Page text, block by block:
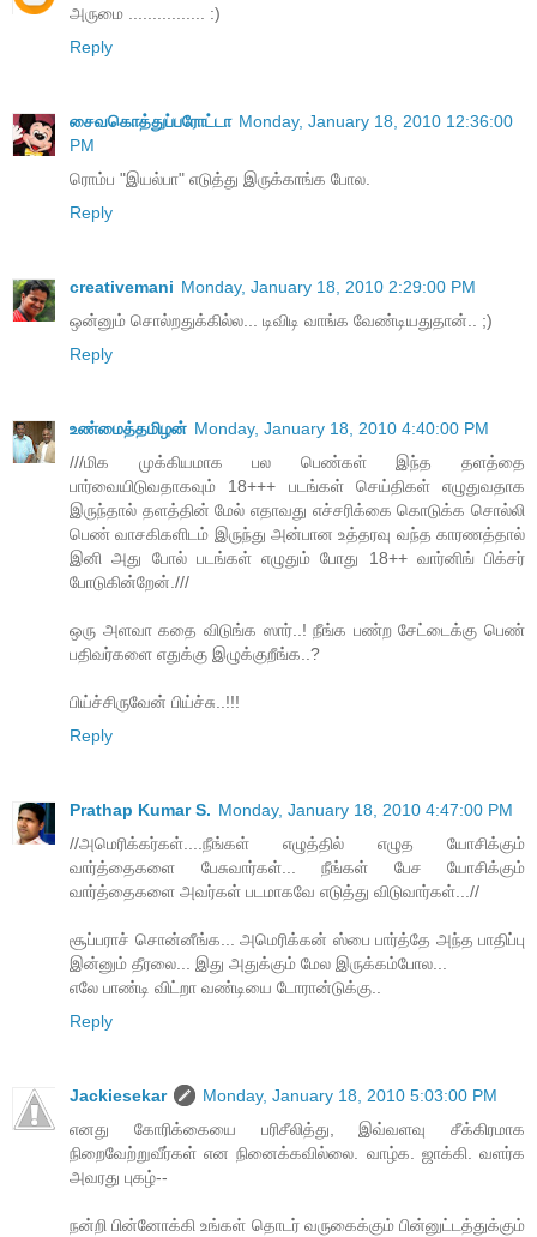
அருமை ................ :)
Reply
சைவகொத்துப்பரோட்டா Monday, January 18, 2010 12:36:00
PM
ரொம்ப "இயல்பா" எடுத்து இருக்காங்க போல.
Reply
creativemani Monday, January 18, 2010 2:29:00 PM
ஒன்னும் சொல்றதுக்கில்ல... டிவிடி வாங்க வேண்டியதுதான்.. ;)
Reply
உண்மைத்தமிழன் Monday, January 18, 2010 4:40:00 PM
///மிக முக்கியமாக பல பெண்கள் இந்த தளத்தை
பார்வையிடுவதாகவும் 18+++ படங்கள் செய்திகள் எழுதுவதாக
இருந்தால் தளத்தின் மேல் எதாவது எச்சரிக்கை கொடுக்க சொல்லி
பெண் வாசகிகளிடம் இருந்து அன்பான உத்தரவு வந்த காரணத்தால்
இனி அது போல் படங்கள் எழுதும் போது 18++ வார்னிங் பிக்சர்
போடுகின்றேன்.///
ஒரு அளவா கதை விடுங்க ஸார்..! நீங்க பண்ற சேட்டைக்கு பெண்
பதிவர்களை எதுக்கு இழுக்குறீங்க..?
பிய்ச்சிருவேன் பிய்ச்சு..!!!
Reply
Prathap Kumar S. Monday, January 18, 2010 4:47:00 PM
//அமெரிக்கர்கள்....நீங்கள் எழுத்தில் எழுத யோசிக்கும்
வார்த்தைகளை பேசுவார்கள்... நீங்கள் பேச யோசிக்கும்
வார்த்தைகளை அவர்கள் படமாகவே எடுத்து விடுவார்கள்...//
சூப்பராச் சொன்னீங்க... அமெரிக்கன் ஸ்பை பார்த்தே அந்த பாதிப்பு
இன்னும் தீரலை... இது அதுக்கும் மேல இருக்கம்போல...
எலே பாண்டி விட்றா வண்டியை டோரான்டுக்கு..
Reply
Jackiesekar
Monday, January 18, 2010 5:03:00 PM
எனது கோரிக்கையை பரிசீலித்து, இவ்வளவு சீக்கிரமாக
நிறைவேற்றுவீர்கள் என நினைக்கவில்லை. வாழ்க. ஜாக்கி. வளர்க
அவரது புகழ்--
நன்றி பின்னோக்கி உங்கள் தொடர் வருகைக்கும் பின்னுட்டத்துக்கும்